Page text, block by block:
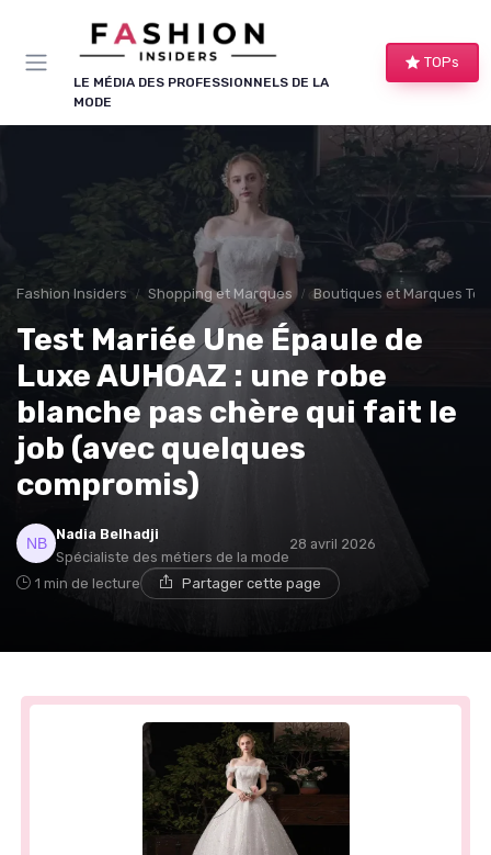
LE MÉDIA DES PROFESSIONNELS DE LA
MODE
TOPs
Fashion Insiders Shopping et Marques Boutiques et Marques
Test Mariée Une Épaule de
Luxe AUHOAZ : une robe
blanche pas chère qui fait le
job (avec quelques
compromis)
Nadia Belhadji
Spécialiste des métiers de la mode
28 avril 2026
1 min de lecture Partager cette page